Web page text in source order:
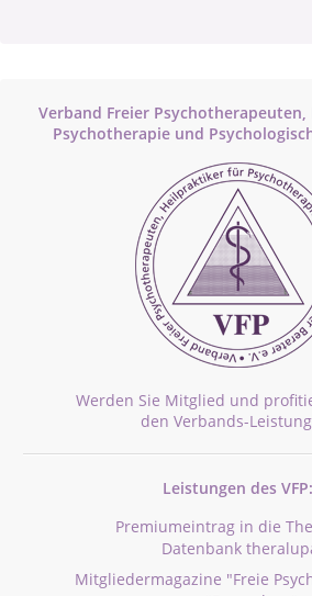
Verband Freier
Psychotherapie und
Werden Sie Mitglied und
den Verbands-
Leistungen des VFP:
Premiumeintrag in die
Datenbank
Mitgliedermagazine "Freie